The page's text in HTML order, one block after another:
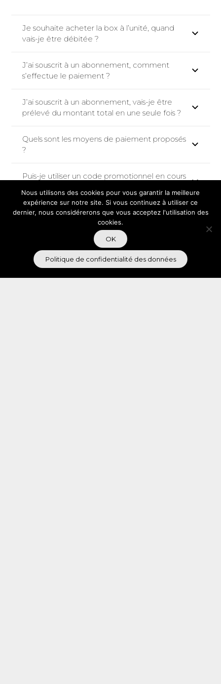
Je souhaite acheter la box à l’unité, quand
vais-je être débitée ?
J’ai souscrit à un abonnement, comment
s’effectue le paiement ?
J’ai souscrit à un abonnement, vais-je être
prélevé du montant total en une seule fois ?
Quels sont les moyens de paiement proposés
?
Puis-je utiliser un code promotionnel en cours
Le paiement a échoué, à quoi peut-il être dû
La livraison
Nous utilisons des cookies pour vous garantir la meilleure
expérience sur notre site. Si vous continuez à utiliser ce
dernier, nous considérerons que vous acceptez l'utilisation des
cookies.
OK
Politique de confidentialité des données